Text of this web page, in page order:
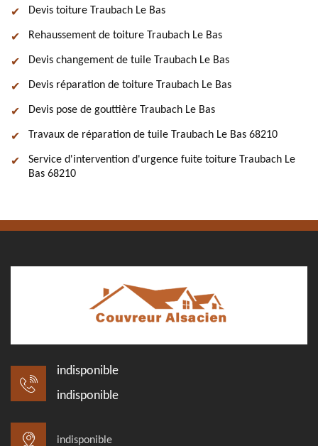
Devis toiture Traubach Le Bas
Rehaussement de toiture Traubach Le Bas
Devis changement de tuile Traubach Le Bas
Devis réparation de toiture Traubach Le Bas
Devis pose de gouttière Traubach Le Bas
Travaux de réparation de tuile Traubach Le Bas 68210
Service d'intervention d'urgence fuite toiture Traubach Le
Bas 68210
indisponible
indisponible
indisponible